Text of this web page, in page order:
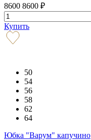
8600 8600 ₽
Купить
50
54
56
58
62
64
Юбка "Варум" капучино